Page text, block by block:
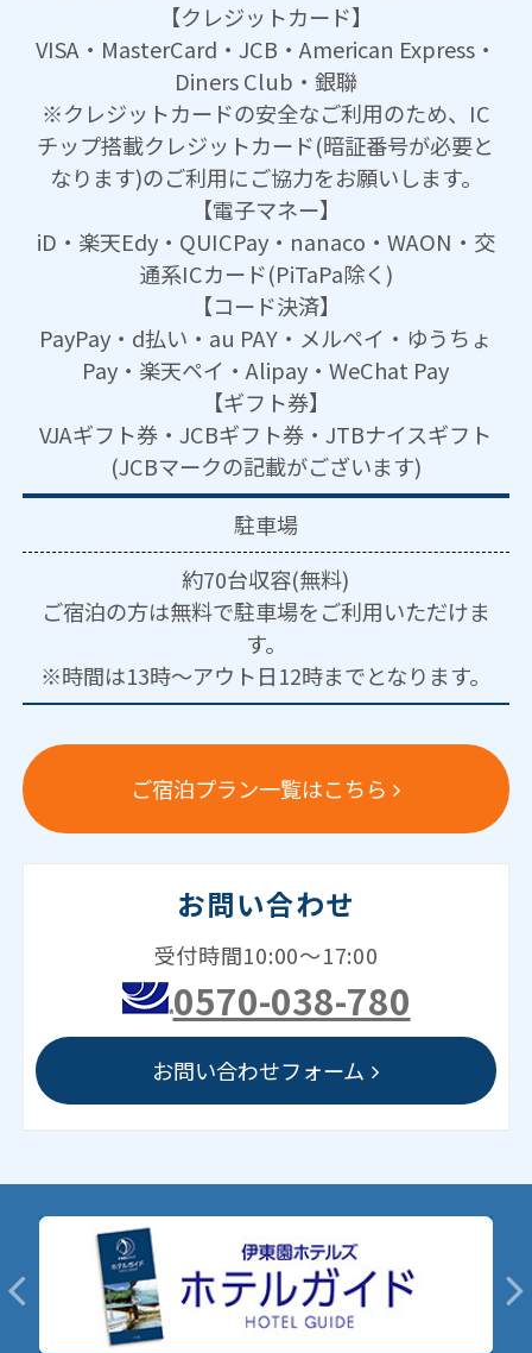
【クレジットカード】
VISA・MasterCard・JCB・American Express・
Diners Club・銀聯
※クレジットカードの安全なご利用のため、IC
チップ搭載クレジットカード(暗証番号が必要と
なります)のご利用にご協力をお願いします。
【電子マネー】
iD・楽天Edy・QUICPay・nanaco・WAON・交
通系ICカード(PiTaPa除く)
【コード決済】
PayPay・d払い・au PAY・メルペイ・ゆうちょ
Pay・楽天ペイ・Alipay・WeChat Pay
【ギフト券】
VJAギフト券・JCBギフト券・JTBナイスギフト
(JCBマークの記載がございます)
駐車場
約70台収容(無料)
ご宿泊の方は無料で駐車場をご利用いただけま
す。
※時間は13時～アウト日12時までとなります。
ご宿泊プラン一覧はこちら
お問い合わせ
受付時間10:00～17:00
0570-038-780
お問い合わせフォーム